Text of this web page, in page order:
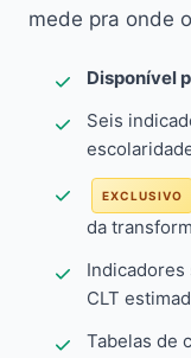
mede pra onde
Disponível
Seis
EXCLUSIVO
da
CLT
Tabelas de